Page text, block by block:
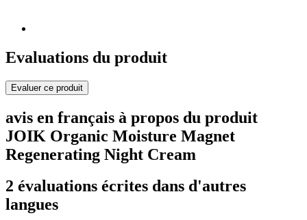
Evaluations du produit
Evaluer ce produit
avis en français à propos du produit
JOIK Organic Moisture Magnet
Regenerating Night Cream
2 évaluations écrites dans d'autres
langues